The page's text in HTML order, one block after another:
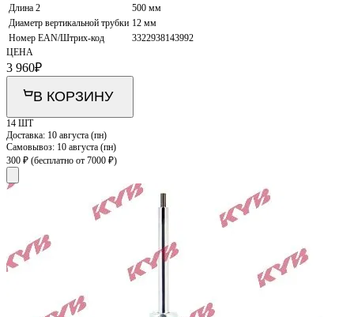
Длина 2
500 мм
Диаметр вертикальной трубки 12 мм
Номер EAN/Штрих-код
3322938143992
ЦЕНА
3 960₽
В КОРЗИНУ
14 ШТ
Доставка: 10 августа (пн)
Самовывоз: 10 августа (пн)
300 ₽ (бесплатно от 7000 ₽)